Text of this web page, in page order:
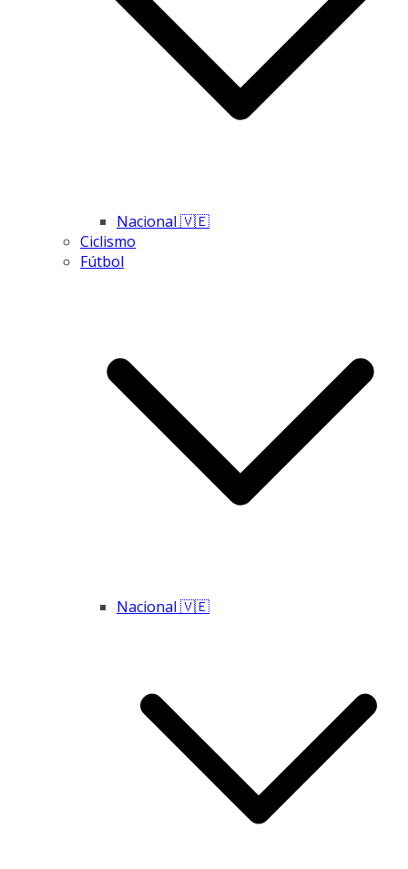
Nacional 🇻🇪
Ciclismo
Fútbol
Nacional 🇻🇪